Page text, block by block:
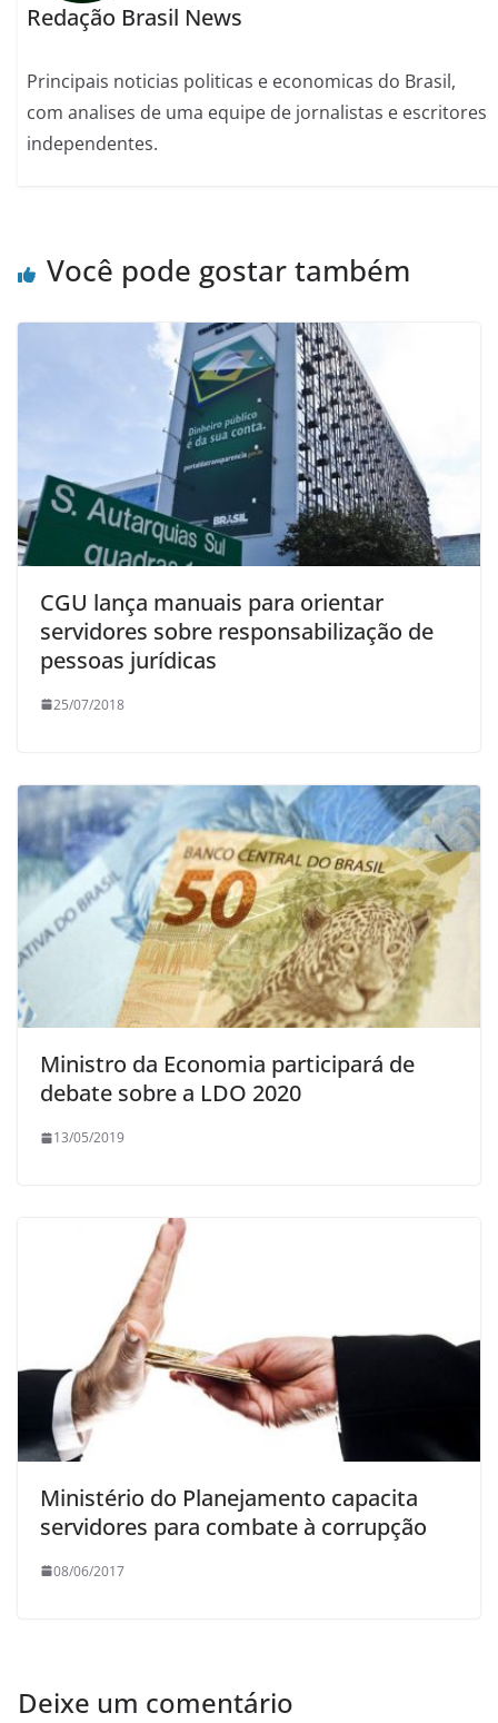
Redação Brasil News
Principais noticias politicas e economicas do Brasil,
com analises de uma equipe de jornalistas e escritores
independentes.
Você pode gostar também
CGU lança manuais para orientar
servidores sobre responsabilização de
pessoas jurídicas
25/07/2018
Ministro da Economia participará de
debate sobre a LDO 2020
13/05/2019
Ministério do Planejamento capacita
servidores para combate à corrupção
08/06/2017
Deixe um comentário